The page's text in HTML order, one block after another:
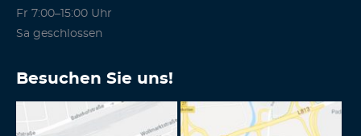
Fr 7:00–15:00 Uhr
Sa geschlossen
Besuchen Sie uns!